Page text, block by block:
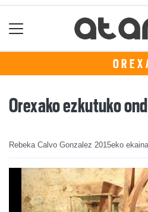
Orexako ezkutuko
Rebeka Calvo Gonzalez 2015eko